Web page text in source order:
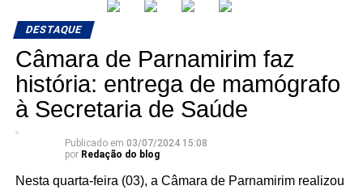
DESTAQUE
Câmara de Parnamirim faz
história: entrega de mamógrafo
à Secretaria de Saúde
Publicado em 03/07/2024 15:08
por Redação do blog
Nesta quarta-feira (03), a Câmara de Parnamirim realizou